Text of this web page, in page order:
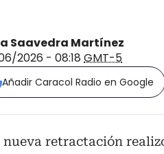
Saavedra Martínez
2026 - 08:18 GMT-5
Añadir Caracol Radio en Google
nueva retractación